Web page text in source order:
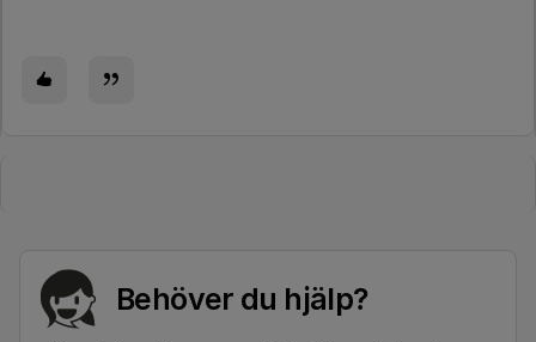
Behöver du hjälp?